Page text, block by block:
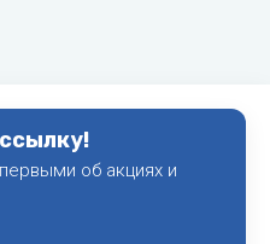
об акциях и